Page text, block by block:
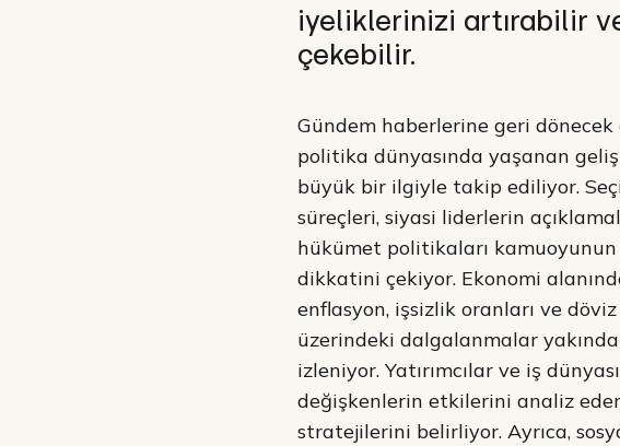
iyeliklerinizi artırabilir
çekebilir.
Gündem haberlerine geri dönecek
politika dünyasında yaşanan
büyük bir ilgiyle takip ediliyor.
süreçleri, siyasi liderlerin
hükümet politikaları kamuoyunun
dikkatini çekiyor. Ekonomi
enflasyon, işsizlik oranları ve
üzerindeki dalgalanmalar
izleniyor. Yatırımcılar ve iş
değişkenlerin etkilerini analiz
stratejilerini belirliyor. Ayrıca,